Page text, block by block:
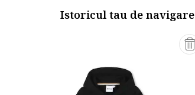
Istoricul tau de navigare